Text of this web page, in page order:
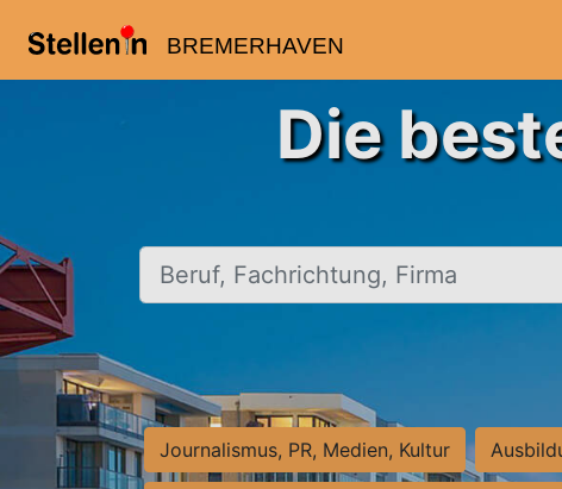
BREMERHAVEN
Die
Beruf, Fachrichtung, Firma
Journalismus, PR, Medien, Kultur